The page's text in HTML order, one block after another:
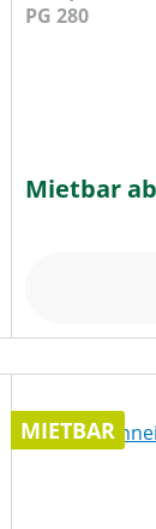
PG 280
Mietbar ab
MIETBAR